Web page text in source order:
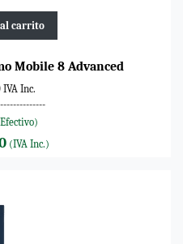
carrito
Mobile 8 Advanced
IVA Inc.
(IVA Inc.)